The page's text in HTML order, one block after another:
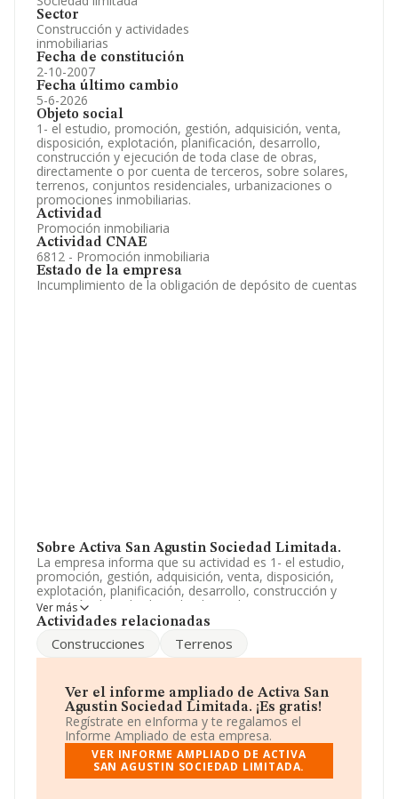
Sector
Construcción y actividades
inmobiliarias
Fecha de constitución
2-10-2007
Fecha último cambio
5-6-2026
Objeto social
1- el estudio, promoción, gestión, adquisición, venta,
disposición, explotación, planificación, desarrollo,
construcción y ejecución de toda clase de obras,
directamente o por cuenta de terceros, sobre solares,
terrenos, conjuntos residenciales, urbanizaciones o
promociones inmobiliarias.
Actividad
Promoción inmobiliaria
Actividad CNAE
6812 - Promoción inmobiliaria
Estado de la empresa
Incumplimiento de la obligación de depósito de cuentas
Sobre Activa San Agustin Sociedad Limitada.
La empresa informa que su actividad es 1- el estudio,
promoción, gestión, adquisición, venta, disposición,
explotación, planificación, desarrollo, construcción y
ejecución de toda clase de obras, directamente o por
cuenta de terceros, sobre solares, terrenos, conjuntos
inmobiliarias. La empresa aparece inscrita en el Registro
Mercantil como Sociedad Limitada. Tiene CNAE: 6812 -
exteriores.
La empresa españolaActiva San Agustín Sociedad
Limitada, con CIF B91686857, tiene su domicilio social
establecido en Carretera De La Esclusa núm. 77 Zona
Franca, (41011), en el municipio de Sevilla, Andalucía.
Ver más
Actividades relacionadas
Construcciones Terrenos
Ver el informe ampliado de Activa San
Agustin Sociedad Limitada. ¡Es gratis!
Regístrate en eInforma y te regalamos el
Informe Ampliado de esta empresa.
VER INFORME AMPLIADO DE ACTIVA
SAN AGUSTIN SOCIEDAD LIMITADA.